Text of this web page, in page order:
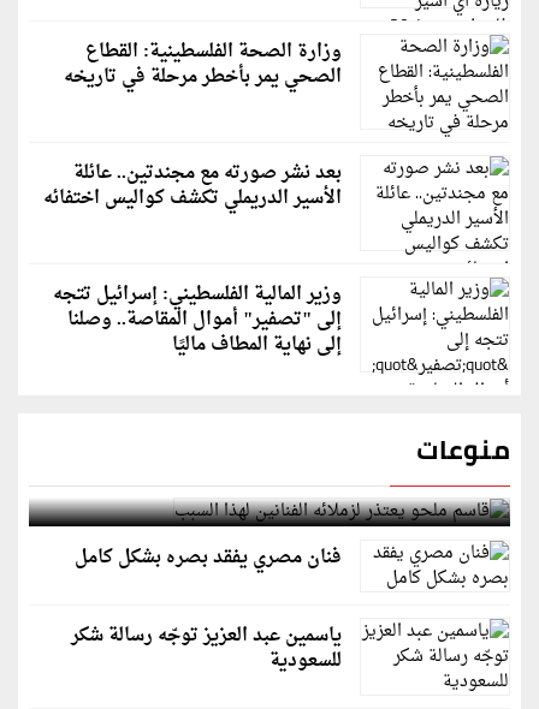
وزارة الصحة الفلسطينية: القطاع
الصحي يمر بأخطر مرحلة في تاريخه
بعد نشر صورته مع مجندتين.. عائلة
الأسير الدريملي تكشف كواليس اختفائه
وزير المالية الفلسطيني: إسرائيل تتجه
إلى "تصفير" أموال المقاصة.. وصلنا
إلى نهاية المطاف ماليًا
منوعات
قاسم ملحو يعتذر لزملائه الفنانين لهذا السبب
فنان مصري يفقد بصره بشكل كامل
ياسمين عبد العزيز توجّه رسالة شكر
للسعودية